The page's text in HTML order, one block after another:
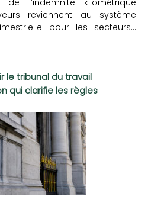
reviennent au système
pour les secteurs...
le tribunal du travail
qui clarifie les règles